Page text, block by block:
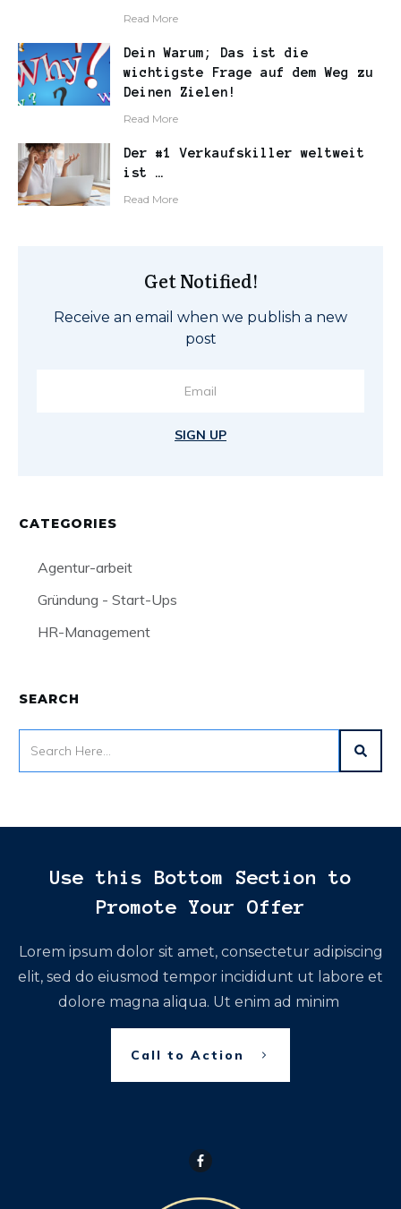
​Read More
Dein Warum; Das ist die
wichtigste Frage auf dem Weg zu
Deinen Zielen!
​Read More
Der #1 Verkaufskiller weltweit
ist …
​Read More
Get Notified!
Receive an email when we publish a new
post
SIGN UP
CATEGORIES
Agentur-arbeit
Gründung - Start-Ups
HR-Management
SEARCH
Use this Bottom Section to
Promote Your Offer
Lorem ipsum dolor sit amet, consectetur adipiscing
elit, sed do eiusmod tempor incididunt ut labore et
dolore magna aliqua. Ut enim ad minim
Call to Action